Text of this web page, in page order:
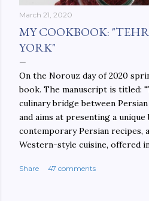
March 21, 2020
MY COOKBOOK:
YORK"
On the Norouz day of 2020
book. The manuscript is titled:
culinary bridge between
and aims at presenting a unique
contemporary Persian recipes,
Western-style cuisine, offered
walls. This book aims at
Share 47 comments